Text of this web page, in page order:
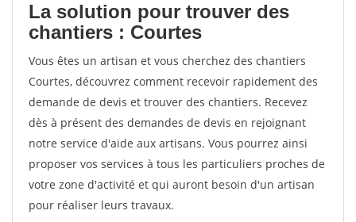
La solution pour trouver des
chantiers : Courtes
Vous êtes un artisan et vous cherchez des chantiers
Courtes, découvrez comment recevoir rapidement des
demande de devis et trouver des chantiers. Recevez
dès à présent des demandes de devis en rejoignant
notre service d'aide aux artisans. Vous pourrez ainsi
proposer vos services à tous les particuliers proches de
votre zone d'activité et qui auront besoin d'un artisan
pour réaliser leurs travaux.